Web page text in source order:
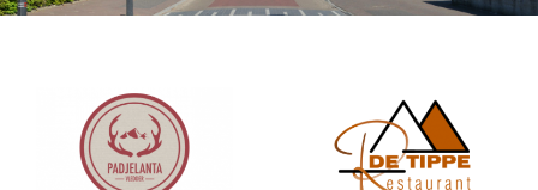
De Tippe
Padjelanta